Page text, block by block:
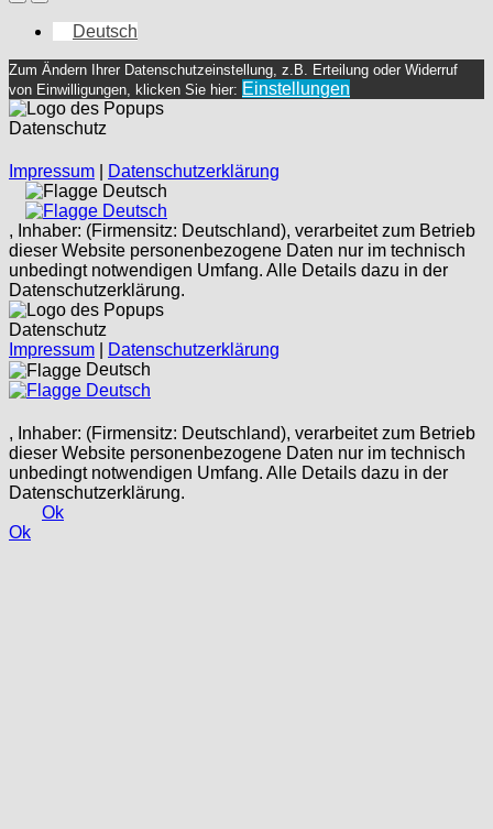
Deutsch
Zum Ändern Ihrer Datenschutzeinstellung, z.B. Erteilung oder Widerruf
von Einwilligungen, klicken Sie hier: Einstellungen
Datenschutz
Impressum
Datenschutzerklärung
Deutsch
Deutsch
, Inhaber: (Firmensitz: Deutschland), verarbeitet zum Betrieb
dieser Website personenbezogene Daten nur im technisch
unbedingt notwendigen Umfang. Alle Details dazu in der
Datenschutzerklärung.
Datenschutz
Impressum
Datenschutzerklärung
Deutsch
Deutsch
, Inhaber: (Firmensitz: Deutschland), verarbeitet zum Betrieb
dieser Website personenbezogene Daten nur im technisch
unbedingt notwendigen Umfang. Alle Details dazu in der
Datenschutzerklärung.
Ok
Ok